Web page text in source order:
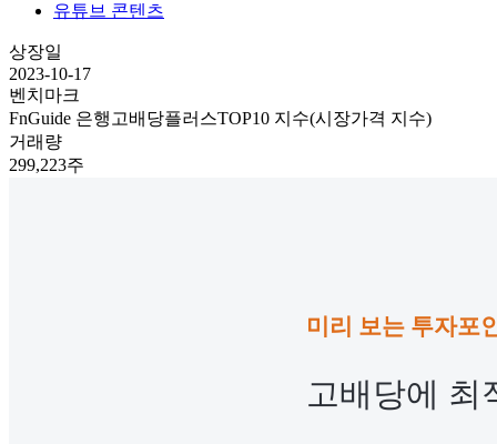
유튜브 콘텐츠
상장일
2023-10-17
벤치마크
FnGuide 은행고배당플러스TOP10 지수(시장가격 지수)
거래량
299,223주
미리 보는 투자포
고배당에 최